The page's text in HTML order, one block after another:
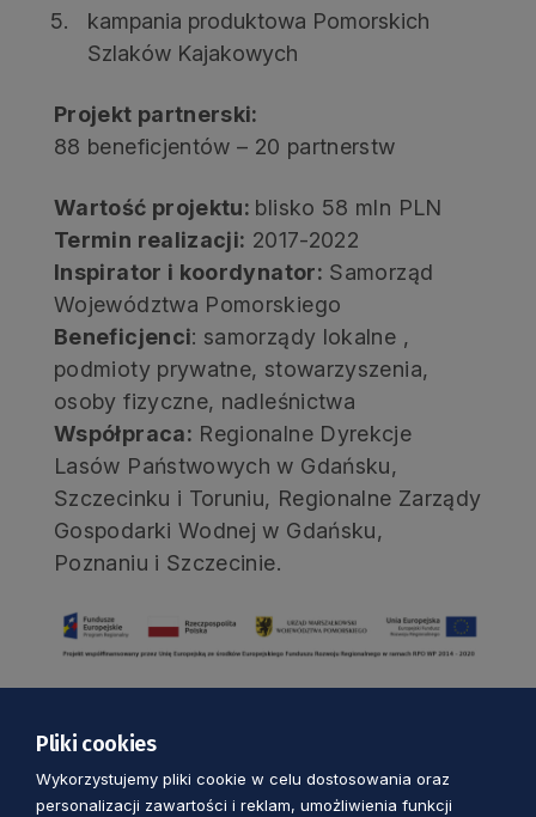
kampania produktowa Pomorskich
Szlaków Kajakowych
Projekt partnerski:
88 beneficjentów – 20 partnerstw
Wartość projektu: blisko 58 mln PLN
Termin realizacji: 2017-2022
Inspirator i koordynator: Samorząd
Województwa Pomorskiego
Beneficjenci: samorządy lokalne ,
podmioty prywatne, stowarzyszenia,
osoby fizyczne, nadleśnictwa
Współpraca: Regionalne Dyrekcje
Lasów Państwowych w Gdańsku,
Szczecinku i Toruniu, Regionalne Zarządy
Gospodarki Wodnej w Gdańsku,
Poznaniu i Szczecinie.
Pliki cookies
Wykorzystujemy pliki cookie w celu dostosowania oraz
personalizacji zawartości i reklam, umożliwienia funkcji